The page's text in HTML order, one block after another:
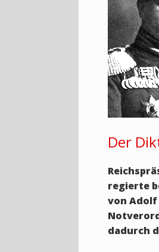
Der
regierte
von Adolf
dadurch